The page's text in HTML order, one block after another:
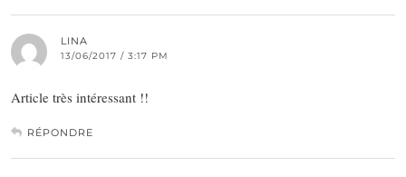
LINA
13/06/2017 / 3:17 PM
Article très intéressant !!
RÉPONDRE